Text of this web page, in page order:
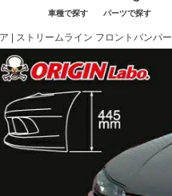
車種で探す パーツで探す
| ストリームライン フロントバンパー